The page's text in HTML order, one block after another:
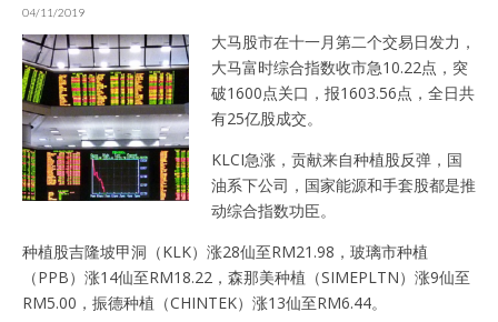
04/11/2019
大马股市在十一月第二个交易日发力，
大马富时综合指数收市急10.22点，突
破1600点关口，报1603.56点，全日共
有25亿股成交。
KLCI急涨，贡献来自种植股反弹，国
油系下公司，国家能源和手套股都是推
动综合指数功臣。
种植股吉隆坡甲洞（KLK）涨28仙至RM21.98，玻璃市种植
（PPB）涨14仙至RM18.22，森那美种植（SIMEPLTN）涨9仙至
RM5.00，振德种植（CHINTEK）涨13仙至RM6.44。